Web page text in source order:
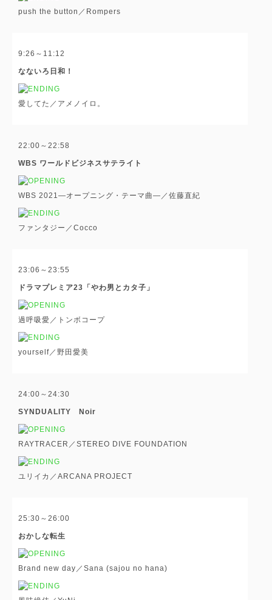
push the button／Rompers
9:26～11:12
なないろ日和！
愛してた／アメノイロ。
22:00～22:58
WBS ワールドビジネスサテライト
WBS 2021―オープニング・テーマ曲―／佐藤直紀
ファンタジー／Cocco
23:06～23:55
ドラマプレミア23「やわ男とカタ子」
過呼吸愛／トンボコープ
yourself／野田愛美
24:00～24:30
SYNDUALITY Noir
RAYTRACER／STEREO DIVE FOUNDATION
ユリイカ／ARCANA PROJECT
25:30～26:00
おかしな転生
Brand new day／Sana (sajou no hana)